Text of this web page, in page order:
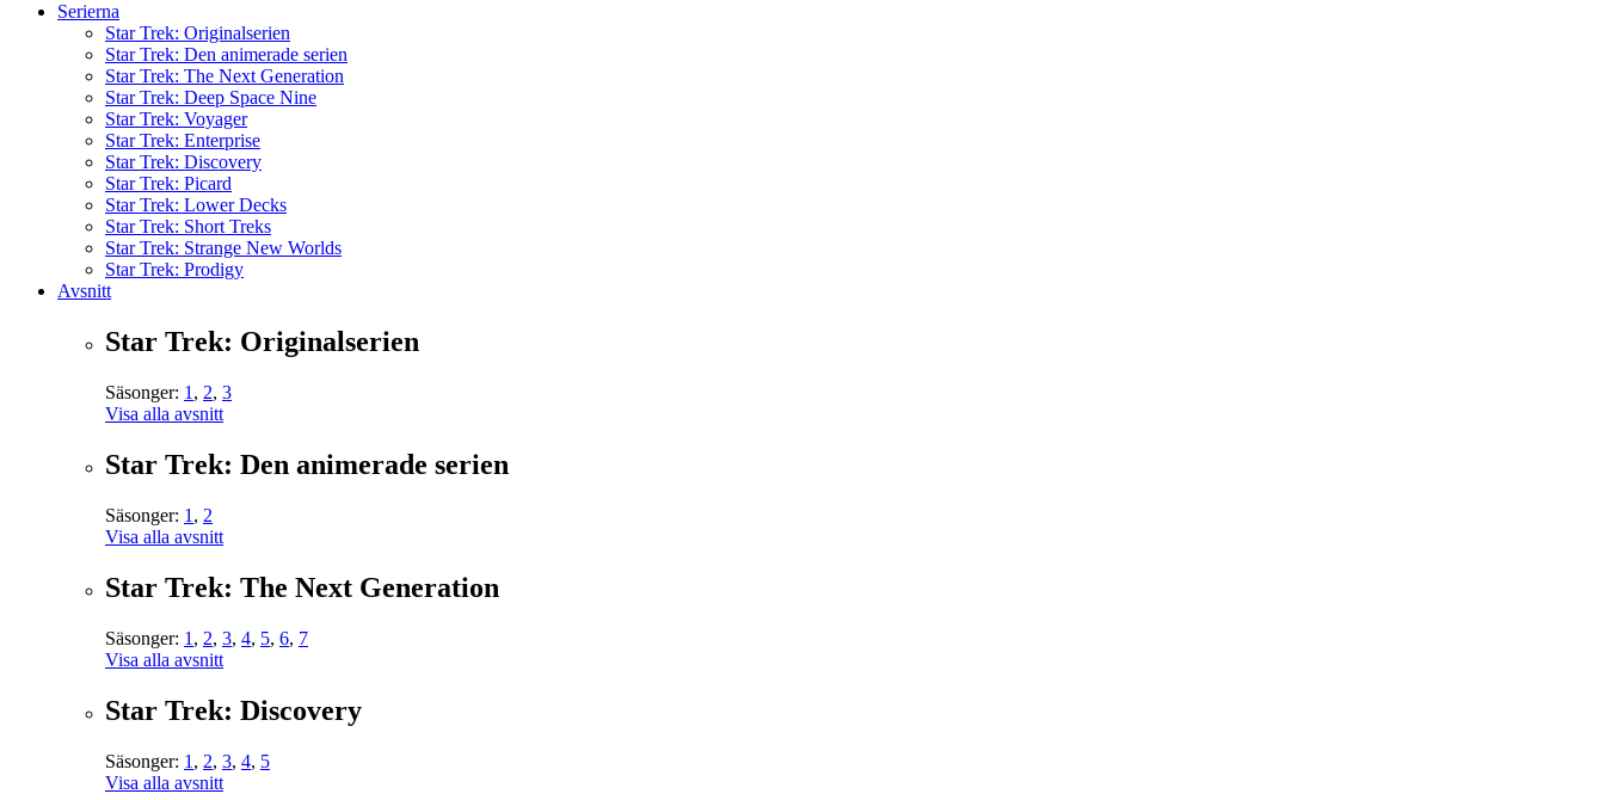
Serierna
Star Trek: Originalserien
Star Trek: Den animerade serien
Star Trek: The Next Generation
Star Trek: Deep Space Nine
Star Trek: Voyager
Star Trek: Enterprise
Star Trek: Discovery
Star Trek: Picard
Star Trek: Lower Decks
Star Trek: Short Treks
Star Trek: Strange New Worlds
Star Trek: Prodigy
Avsnitt
Star Trek: Originalserien
Säsonger: 1 , 2, 3
Visa alla avsnitt
Star Trek: Den animerade serien
Säsonger: 1 , 2
Visa alla avsnitt
Star Trek: The Next Generation
Säsonger: 1 , 2, 3, 4, 5, 6, 7
Visa alla avsnitt
Star Trek: Discovery
Säsonger: 1 , 2, 3, 4, 5
Visa alla avsnitt